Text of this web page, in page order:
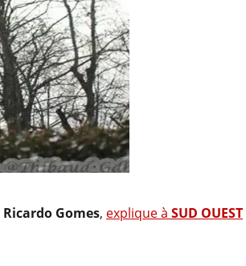
Ricardo Gomes, explique à SUD OUEST